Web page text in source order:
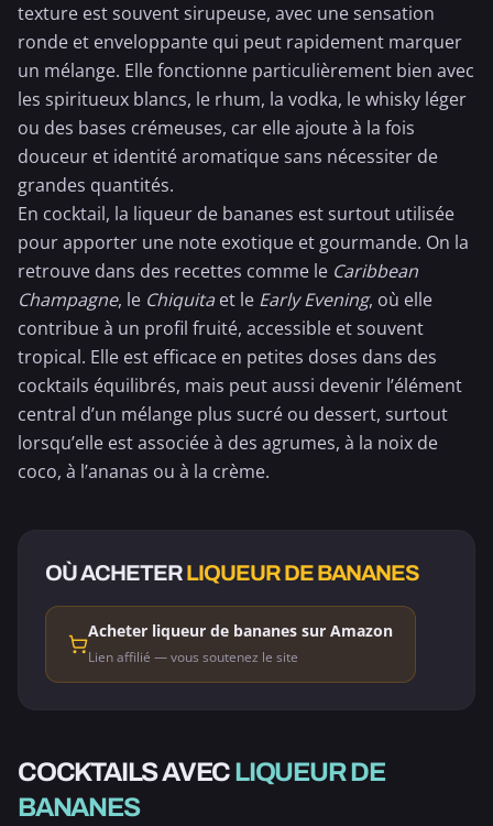
texture est souvent sirupeuse, avec une sensation
ronde et enveloppante qui peut rapidement marquer
un mélange. Elle fonctionne particulièrement bien avec
les spiritueux blancs, le rhum, la vodka, lewhisky léger
ou des bases crémeuses, car elle ajoute à la fois
douceur et identité aromatique sans nécessiter de
grandes quantités.
En cocktail, la liqueur de bananes est surtout utilisée
pour apporter une note exotique et gourmande. On la
retrouve dans des recettes comme le Caribbean
Champagne, le Chiquita et le Early Evening, où elle
contribue à un profil fruité, accessible et souvent
tropical. Elle est efficace en petites doses dans des
cocktails équilibrés, mais peut aussi devenir l’élément
central d’un mélange plus sucré ou dessert, surtout
lorsqu’elle est associée à des agrumes, à la noix de
coco, à l’ananas ou à la crème.
OÙ ACHETERLIQUEUR DE BANANES
Acheter liqueur de bananes sur Amazon
Lien affilié — vous soutenez le site
COCKTAILS AVECLIQUEUR DE
BANANES
ALCOOLISÉ
CARIBBEAN
CHAMPAGNE
ALCOOLISÉ
ALCOOLISÉ